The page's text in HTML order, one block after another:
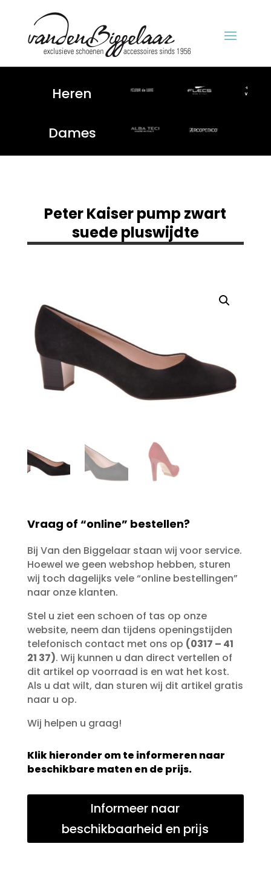
Heren
Dames
Peter Kaiser pump zwart
suede pluswijdte
Vraag of “online” bestellen?
Bij Van den Biggelaar staan wij voor service.
Hoewel we geen webshop hebben, sturen
wij toch dagelijks vele “online bestellingen”
naar onze klanten.
Stel u ziet een schoen of tas op onze
website, neem dan tijdens openingstijden
telefonisch contact met ons op (0317 – 41
21 37). Wij kunnen u dan direct vertellen of
dit artikel op voorraad is en wat het kost.
Als u dat wilt, dan sturen wij dit artikel gratis
naar u op.
Wij helpen u graag!
Klik hieronder om te informeren naar
beschikbare maten en de prijs.
Informeer naar
beschikbaarheid en prijs